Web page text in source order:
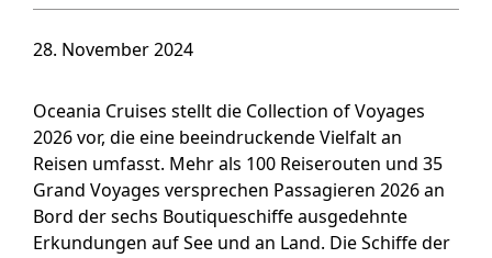
28. November 2024
Oceania Cruises stellt die Collection of Voyages
2026 vor, die eine beeindruckende Vielfalt an
Reisen umfasst. Mehr als 100 Reiserouten und 35
Grand Voyages versprechen Passagieren 2026 an
Bord der sechs Boutiqueschiffe ausgedehnte
Erkundungen auf See und an Land. Die Schiffe der